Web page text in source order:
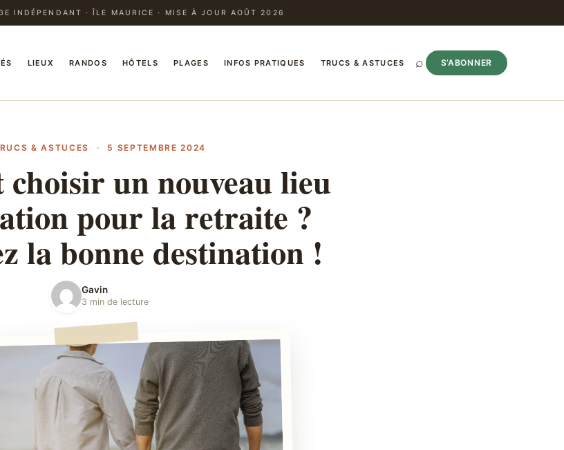
INDÉPENDANT · ÎLE MAURICE · MISE À JOUR AOÛT 2026
LIEUX RANDOS HÔTELS PLAGES INFOS PRATIQUES TRUCS & ASTUCES ⌕ S’ABONNER
& ASTUCES · 5 SEPTEMBRE 2024
choisir un nouveau lieu
pour la retraite ?
la bonne destination !
Gavin
3 min de lecture